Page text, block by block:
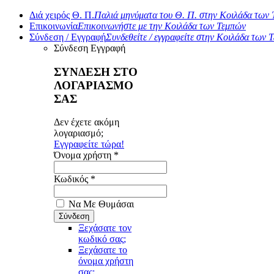
Διά χειρός Θ. Π.Παλιά μηνύματα του Θ. Π. στην Κοιλάδα των
ΕπικοινωνίαΕπικοινωνήστε με την Κοιλάδα των Τεμπών
Σύνδεση / ΕγγραφήΣυνδεθείτε / εγγραφείτε στην Κοιλάδα των
Σύνδεση Εγγραφή
ΣΥΝΔΕΣΗ ΣΤΟ
ΛΟΓΑΡΙΑΣΜΟ
ΣΑΣ
Δεν έχετε ακόμη
λογαριασμό;
Εγγραφείτε τώρα!
Όνομα χρήστη *
Κωδικός *
Να Με Θυμάσαι
Ξεχάσατε τον
κωδικό σας;
Ξεχάσατε το
όνομα χρήστη